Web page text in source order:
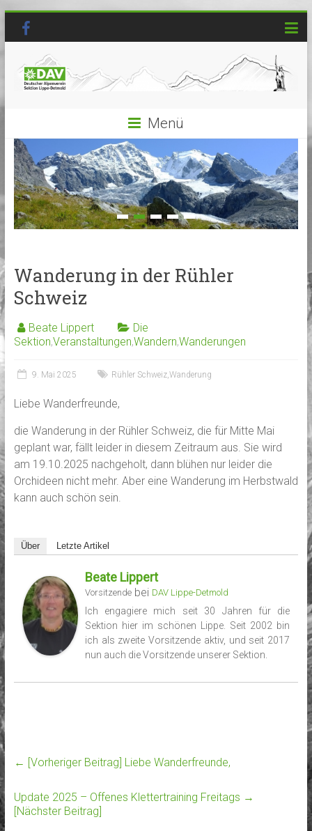
Menü
Wanderung in der Rühler
Schweiz
Beate Lippert
Die
Sektion,Veranstaltungen,Wandern,Wanderungen
9. Mai 2025 Rühler Schweiz, Wanderung
Liebe Wanderfreunde,
die Wanderung in der Rühler Schweiz, die für Mitte Mai
geplant war, fällt leider in diesem Zeitraum aus. Sie wird
am 19.10.2025 nachgeholt, dann blühen nur leider die
Orchideen nicht mehr. Aber eine Wanderung im Herbstwald
kann auch schön sein.
Über Letzte Artikel
Beate Lippert
Vorsitzendebei DAV Lippe-Detmold
Ich engagiere mich seit 30 Jahren für die
Sektion hier im schönen Lippe. Seit 2002 bin
ich als zweite Vorsitzende aktiv, und seit 2017
nun auch die Vorsitzende unserer Sektion.
← [Vorheriger Beitrag] Liebe Wanderfreunde,
Update 2025 – Offenes Klettertraining Freitags →
[Nächster Beitrag]